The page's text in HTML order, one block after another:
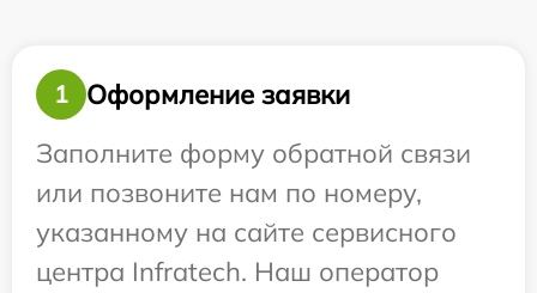
1
Оформление заявки
Заполните форму обратной связи
или позвоните нам по номеру,
указанному на сайте сервисного
центра Infratech. Наш оператор